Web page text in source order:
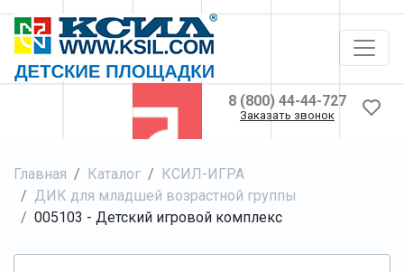
8 (800) 44-44-727
Заказать звонок
Главная Каталог
КСИЛ-ИГРА
ДИК для младшей возрастной группы
005103 - Детский игровой комплекс